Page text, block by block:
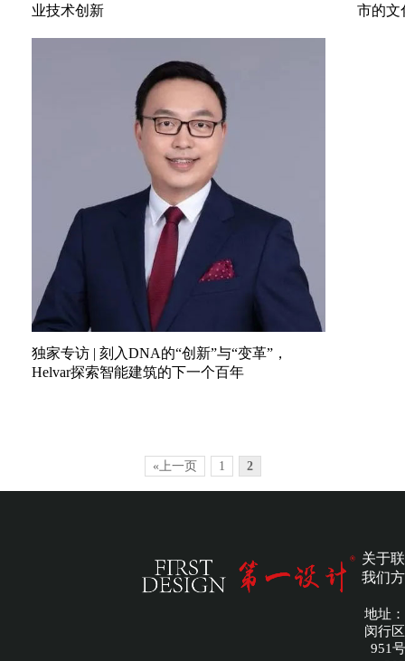
业技术创新
市的文
独家专访 | 刻入DNA的“创新”与“变革”，
Helvar探索智能建筑的下一个百年
«上一页 1 2
关于
我们
地址
闵行
951